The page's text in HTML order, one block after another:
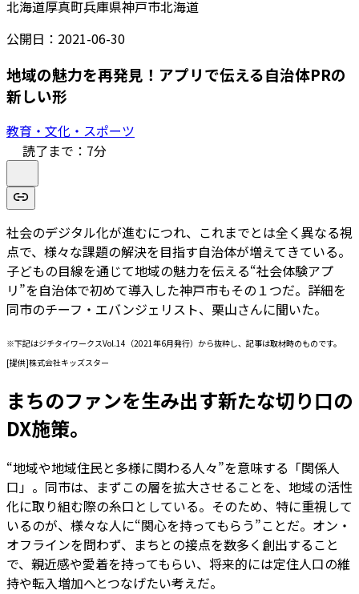
北海道厚真町兵庫県神戸市北海道
公開日： 2021-06-30
地域の魅力を再発見！アプリで伝える自治体PRの
新しい形
教育・文化・スポーツ
読了まで： 7分
社会のデジタル化が進むにつれ、これまでとは全く異なる視
点で、様々な課題の解決を目指す自治体が増えてきている。
子どもの目線を通じて地域の魅力を伝える“社会体験アプ
リ”を自治体で初めて導入した神戸市もその１つだ。詳細を
同市のチーフ・エバンジェリスト、栗山さんに聞いた。
※下記はジチタイワークスVol.14（2021年6月発行）から抜粋し、記事は取材時のものです。
[提供]株式会社キッズスター
まちのファンを生み出す新たな切り口の
DX施策。
“地域や地域住民と多様に関わる人々”を意味する「関係人
口」。同市は、まずこの層を拡大させることを、地域の活性
化に取り組む際の糸口としている。そのため、特に重視して
いるのが、様々な人に“関心を持ってもらう”ことだ。オン・
オフラインを問わず、まちとの接点を数多く創出すること
で、親近感や愛着を持ってもらい、将来的には定住人口の維
持や転入増加へとつなげたい考えだ。